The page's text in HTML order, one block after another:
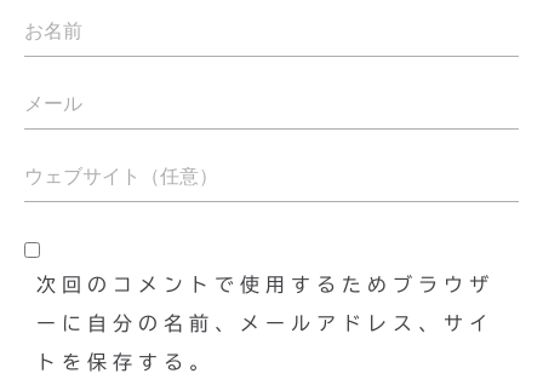
次回のコメントで使用するためブラウザ
ーに自分の名前、メールアドレス、サイ
トを保存する。